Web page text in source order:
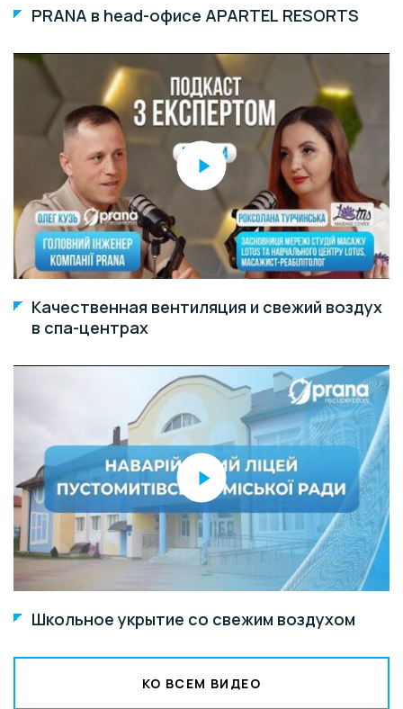
PRANA в head-офисе APARTEL RESORTS
Качественная вентиляция и свежий воздух
в спа-центрах
Школьное укрытие со свежим воздухом
КО ВСЕМ ВИДЕО